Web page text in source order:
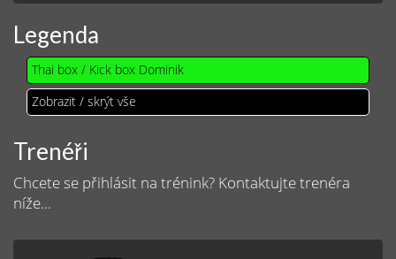
Legenda
Thai box / Kick box Dominik
Zobrazit / skrýt vše
Trenéři
Chcete se přihlásit na trénink? Kontaktujte trenéra
níže...